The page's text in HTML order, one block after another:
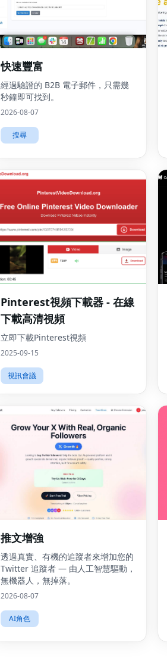
快速豐富
經過驗證的 B2B 電子郵件，只需幾
秒鐘即可找到。
2026-08-07
搜尋
Pinterest視頻下載器 - 在線
下載高清視頻
立即下載Pinterest視頻
2025-09-15
視訊會議
推文增強
透過真實、有機的追蹤者來增加您的
Twitter 追蹤者 — 由人工智慧驅動，
無機器人，無掉落。
2026-08-07
AI角色